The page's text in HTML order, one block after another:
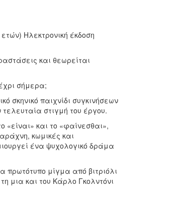
Ηλεκτρονική έκδοση
και θεωρείται
σήμερα;
σκηνικό παιχνίδι συγκινήσεων
στιγμή του έργου.
«είναι» και το «φαίνεσθαι»,
κωμικές και
ένα ψυχολογικό δράμα
πρωτότυπο μίγμα από βιτριόλι
μια και του Κάρλο Γκολντόνι